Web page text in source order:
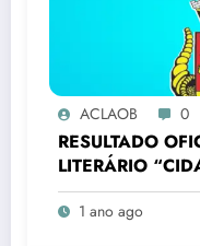
ACLAOB 0
RESULTADO
LITERÁRIO
BRANCO”
1 ano ago